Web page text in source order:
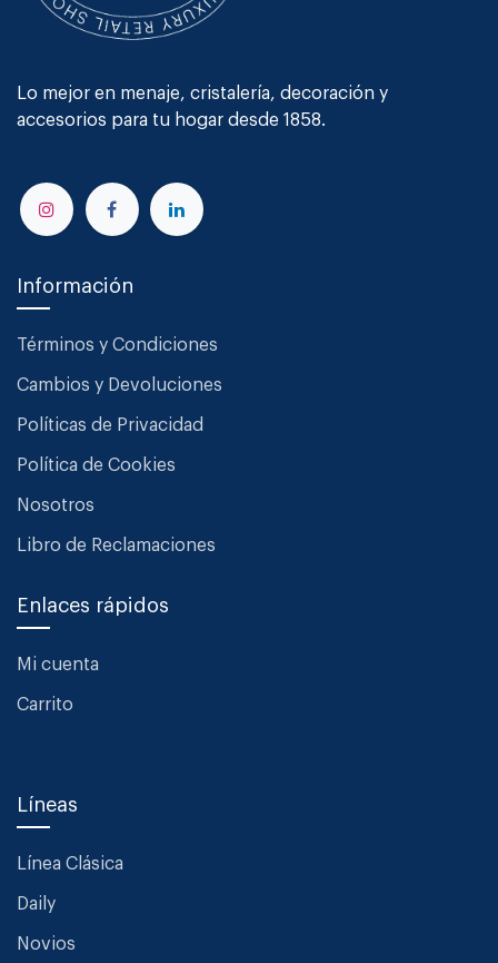
Lo mejor en menaje, cristalería, decoración y
accesorios para tu hogar desde 1858.
Información
Términos y Condiciones
Cambios y Devoluciones
Políticas de Privacidad
Política de Cookies
Nosotros
Libro de Reclamaciones
Enlaces rápidos
Mi cuenta
Carrito
Líneas
Línea Clásica
Daily
Novios